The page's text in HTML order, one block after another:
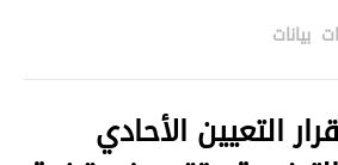
بيانات
التعيين الأحادي